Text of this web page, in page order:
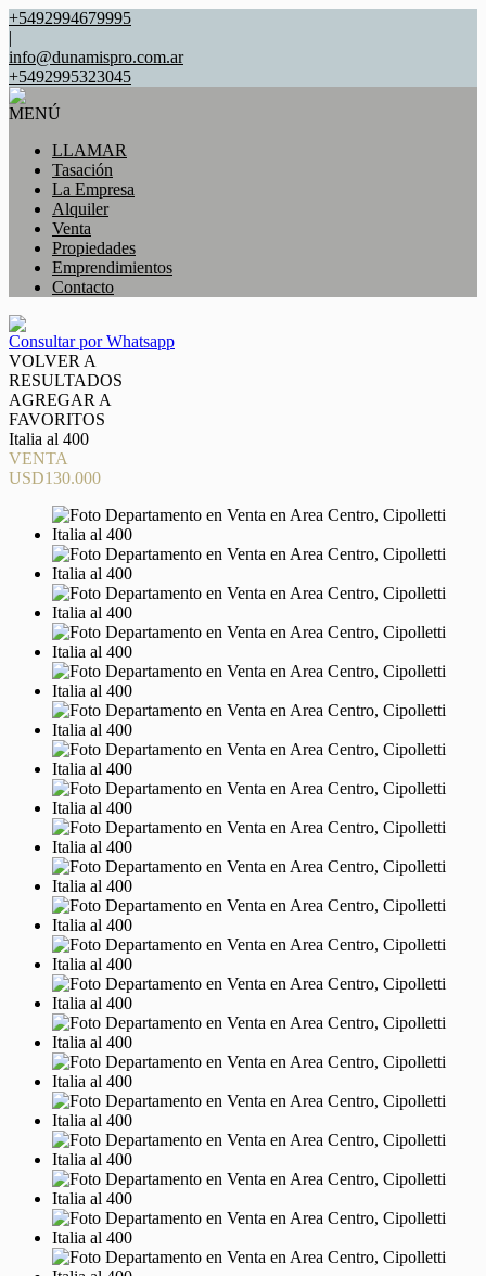
+5492994679995
|
info@dunamispro.com.ar
+5492995323045
MENÚ
LLAMAR
Tasación
La Empresa
Alquiler
Venta
Propiedades
Emprendimientos
Contacto
Consultar por Whatsapp
VOLVER A
RESULTADOS
AGREGAR A
FAVORITOS
Italia al 400
VENTA
USD130.000